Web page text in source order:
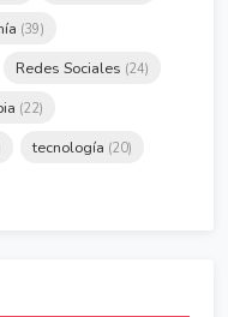
(39)
Redes Sociales (24)
(22)
tecnología (20)